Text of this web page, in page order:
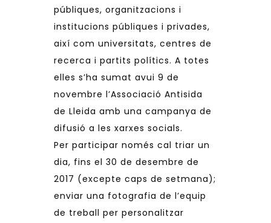
públiques, organitzacions i
institucions públiques i privades,
així com universitats, centres de
recerca i partits polítics. A totes
elles s’ha sumat avui 9 de
novembre l’Associació Antisida
de Lleida amb una campanya de
difusió a les xarxes socials.
Per participar només cal triar un
dia, fins el 30 de desembre de
2017 (excepte caps de setmana);
enviar una fotografia de l’equip
de treball per personalitzar